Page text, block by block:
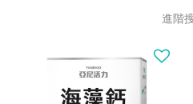
進階
NT$ 0 -